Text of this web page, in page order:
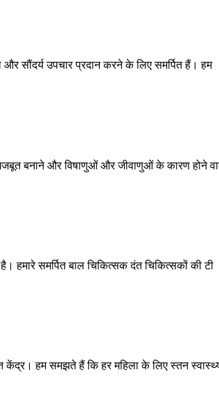
सौंदर्य उपचार प्रदान करने के लिए समर्पित हैं। हम
मजबूत बनाने और विषाणुओं और जीवाणुओं के कारण होने
समर्पित बाल चिकित्सक दंत चिकित्सकों की टी
केंद्र। हम समझते हैं कि हर महिला के लिए स्तन